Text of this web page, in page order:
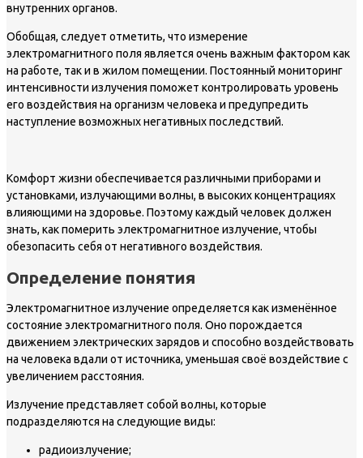
внутренних органов.
Обобщая, следует отметить, что измерение
электромагнитного поля является очень важным фактором как
на работе, так и в жилом помещении. Постоянный мониторинг
интенсивности излучения поможет контролировать уровень
его воздействия на организм человека и предупредить
наступление возможных негативных последствий.
Комфорт жизни обеспечивается различными приборами и
установками, излучающими волны, в высоких концентрациях
влияющими на здоровье. Поэтому каждый человек должен
знать, как померить электромагнитное излучение, чтобы
обезопасить себя от негативного воздействия.
Определение понятия
Электромагнитное излучение определяется как изменённое
состояние электромагнитного поля. Оно порождается
движением электрических зарядов и способно воздействовать
на человека вдали от источника, уменьшая своё воздействие с
увеличением расстояния.
Излучение представляет собой волны, которые
подразделяются на следующие виды:
радиоизлучение;